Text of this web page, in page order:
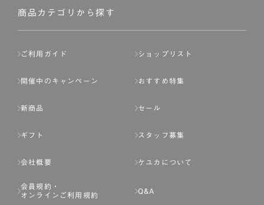
ません。
ページへの入力、または弊社が別途指定する方法に従って
基づき判断した場合は、弊社は、その登録を取り消すこと
のいずれかの事由に該当する場合は、その登録を拒否し、
または事前に通知することなく一旦なされた登録を取り消
商品カテゴリから探す
ご利用ガイド ショップリスト
開催中のキャンペーン おすすめ特集
新商品 セール
ギフト スタッフ募集
会社概要 ケユカについて
会員規約・
オンラインご利用規約
Q&A